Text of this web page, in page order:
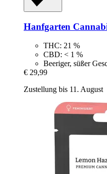
Hanfgarten
THC: 21 %
CBD: < 1 %
Beeriger, süßer
€ 29,99
Zustellung bis 11. August